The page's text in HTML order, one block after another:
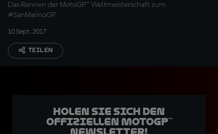
Das Rennen der MotoGP™ Weltmeisterschaft zum
#SanMarinoGP.
10 Sept. 2017
TEILEN
Holen Sie sich den
offiziellen MotoGP™